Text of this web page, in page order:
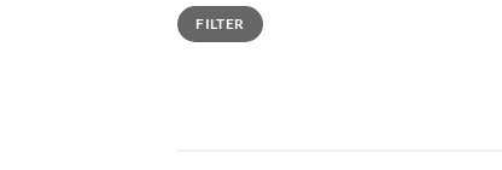
Min.
prijs
Max.
prijsFILTER